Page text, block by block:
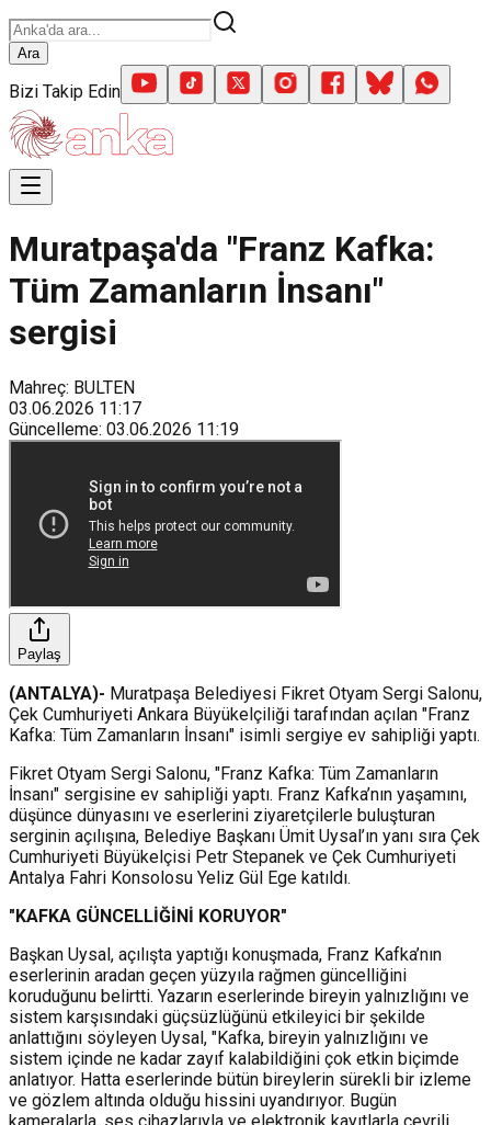
Ara
Bizi Takip Edin
Muratpaşa'da "Franz Kafka:
Tüm Zamanların İnsanı"
sergisi
Mahreç: BULTEN
03.06.2026 11:17
Güncelleme: 03.06.2026 11:19
Paylaş
(ANTALYA)- Muratpaşa Belediyesi Fikret Otyam Sergi Salonu,
Çek Cumhuriyeti Ankara Büyükelçiliği tarafından açılan "Franz
Kafka: Tüm Zamanların İnsanı" isimli sergiye ev sahipliği yaptı.
Fikret Otyam Sergi Salonu, "Franz Kafka: Tüm Zamanların
İnsanı" sergisine ev sahipliği yaptı. Franz Kafka’nın yaşamını,
düşünce dünyasını ve eserlerini ziyaretçilerle buluşturan
serginin açılışına, Belediye Başkanı Ümit Uysal’ın yanı sıra Çek
Cumhuriyeti Büyükelçisi Petr Stepanek ve Çek Cumhuriyeti
Antalya Fahri Konsolosu Yeliz Gül Ege katıldı.
"KAFKA GÜNCELLİĞİNİ KORUYOR"
Başkan Uysal, açılışta yaptığı konuşmada, Franz Kafka’nın
eserlerinin aradan geçen yüzyıla rağmen güncelliğini
koruduğunu belirtti. Yazarın eserlerinde bireyin yalnızlığını ve
sistem karşısındaki güçsüzlüğünü etkileyici bir şekilde
anlattığını söyleyen Uysal, "Kafka, bireyin yalnızlığını ve
sistem içinde ne kadar zayıf kalabildiğini çok etkin biçimde
anlatıyor. Hatta eserlerinde bütün bireylerin sürekli bir izleme
ve gözlem altında olduğu hissini uyandırıyor. Bugün